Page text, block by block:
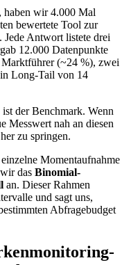
haben wir 4.000 Mal
bewertete Tool zur
Jede Antwort listete drei
12.000 Datenpunkte
(~24 %), zwei
Long-Tail von 14
der Benchmark. Wenn
Messwert nah an diesen
zu springen.
Momentaufnahme
das Binomial-
an. Dieser Rahmen
und sagt uns,
Abfragebudget